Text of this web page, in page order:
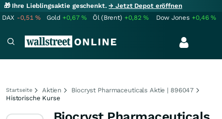
🎁 Ihre Lieblingsaktie geschenkt.→ Jetzt Depot eröffnen
DAX -0,51% Gold +0,67% Öl (Brent) +0,82% Dow Jones +0,46%
Startseite Aktien
Biocryst Pharmaceuticals Aktie | 896047
Historische Kurse